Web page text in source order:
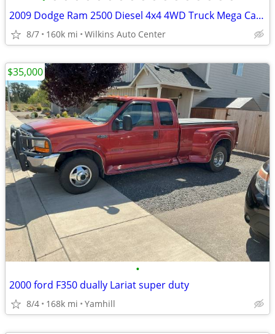
2009 Dodge Ram 2500 Diesel 4x4 4WD Truck Mega Cab 160.5 SLT Crew Pick
8/7 160k mi Wilkins Auto Center
•
2000 ford F350 dually Lariat super duty
8/4 168k mi Yamhill
$35,000